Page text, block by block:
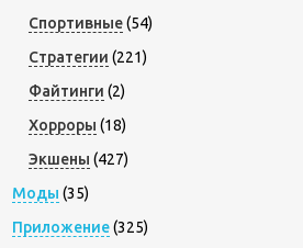
Спортивные(54)
Стратегии (221)
Файтинги (2)
Хорроры (18)
Экшены (427)
Моды (35)
Приложение(325)